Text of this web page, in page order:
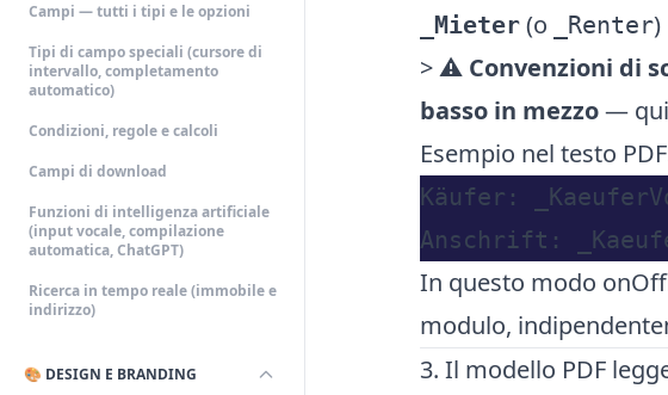
Campi — tutti i tipi e le opzioni
Tipi di campo speciali (cursore di
intervallo, completamento
automatico)
Condizioni, regole e calcoli
Campi di download
Funzioni di intelligenza artificiale
(input vocale, compilazione
automatica, ChatGPT)
Ricerca in tempo reale (immobile e
indirizzo)
🎨 DESIGN E BRANDING
_Mieter (o _Renter)
> ⚠️ Convenzioni di
basso in mezzo—
Esempio nel testo
Käufer:
In questo modo
modulo,
3. Il modello PDF